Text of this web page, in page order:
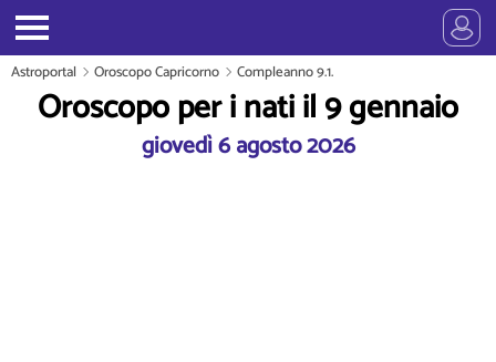
Astroportal Oroscopo Capricorno Compleanno 9.1.
Oroscopo per i nati il 9 gennaio
giovedì 6 agosto 2026